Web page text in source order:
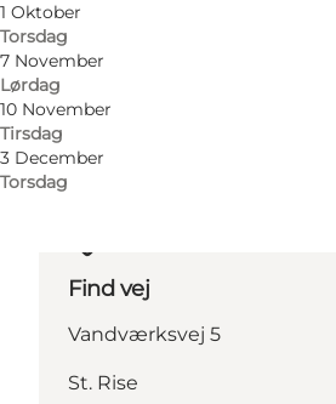
1 Oktober
Torsdag
7 November
Lørdag
10 November
Tirsdag
3 December
Torsdag
Find vej
Vandværksvej 5
St. Rise